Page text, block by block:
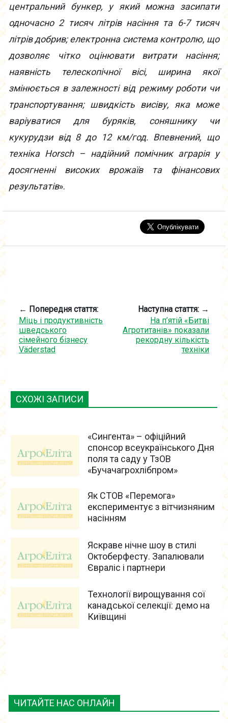
ЧИТАЙТЕ НАС ОНЛАЙН
центральний бункер, у який можна засипати
одночасно 2 тисяч літрів насіння та 6-7 тисяч
літрів добрив; електронна система контролю, що
дозволяє чітко оцінювати витрати насіння;
наявність телескопічної вісі, ширина якої
змінюється в залежності від режиму роботи чи
транспортування; швидкість висіву, яка може
варіуватися для буряків, соняшнику чи
кукурудзи від 8 до 12 км/год. Впевнений, що
техніка Horsch – надійний помічник аграрія у
досягненні високих врожаїв та фінансових
результатів».
← Попередня стаття:
Міць і продуктивність
шведського
сімейного бізнесу
Väderstad
Наступна стаття: →
На п’ятій «Битві
Агротитанів» показали
рекордну кількість
техніки
СХОЖІ ЗАПИСИ
«Сингента» – офіційний
спонсор всеукраїнського Дня
поля та саду у ТзОВ
«Бучачагрохлібпром»
Як СТОВ «Перемога»
експериментує з вітчизняним
насінням
Яскраве нічне шоу в стилі
Oктоберфесту. Запалювали
Євраліс і партнери
Технології вирощування сої
канадської селекції: демо на
Київщині